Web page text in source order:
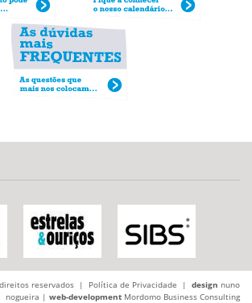
direitos reservados | Política de Privacidade | design nuno
nogueira | web-development Mordomo Business Consulting